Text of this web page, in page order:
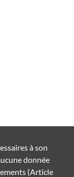
à son
donnée
(Article